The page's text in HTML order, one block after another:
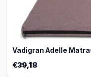
Vadigran Adelle
€39,18